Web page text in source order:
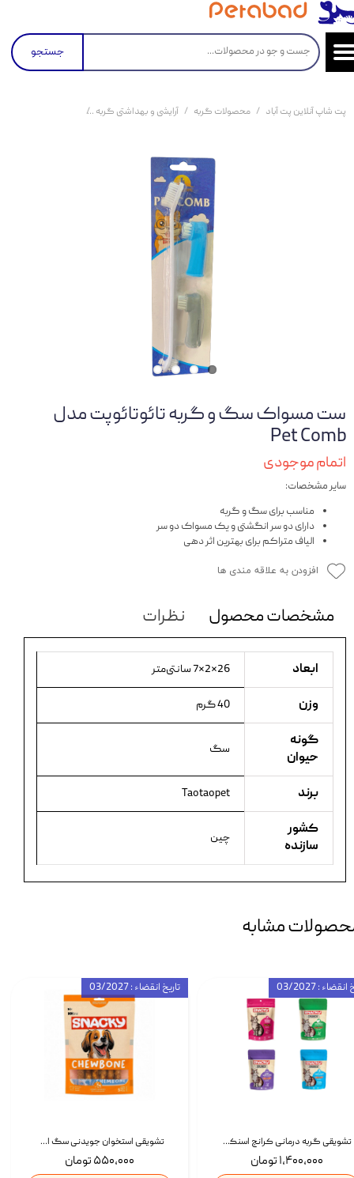
جستجو
پت شاپ آنلاین پت آباد محصولات گربه آرایشی و بهداشتی گربه
ست مسواک سگ و گربه تائوتائوپت مدل
Pet Comb
اتمام موجودی
سایر مشخصات:
مناسب برای سگ و گربه
دارای دو سر انگشتی و یک مسواک دو سر
الیاف متراکم برای بهترین اثر دهی
افزودن به علاقه مندی ها
مشخصات محصول نظرات
ابعاد 26×2×7 سانتی‌متر
وزن 40 گرم
گونه
حیوان
سگ
برند Taotaopet
کشور
سازنده
چین
مشابه
تشویقی استخوان جویدنی سگ اسنکی کرانچی با طعم مرغ Snacky Crunchy Munchy وزن 100 گرم
۵۵۰,۰۰۰ تومان
تاریخ انقضاء : 03/2027
تشویقی گربه درمانی کرانچ اسنکی با طعم میکس Snacky Crunch Cat Treats وزن 60 گرم بسته 4 عددی
۱,۴۰۰,۰۰۰ تومان
: 03/2027